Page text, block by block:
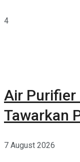
4
Air Purifier
Tawarkan
7 August 2026